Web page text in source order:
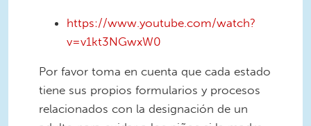
https://www.youtube.com/watch?
v=v1kt3NGwxW0
Por favor toma en cuenta que cada estado
tiene sus propios formularios y procesos
relacionados con la designación de un